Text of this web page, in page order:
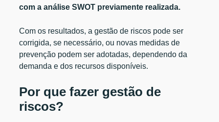
com a análise SWOT previamente realizada.
Com os resultados, a gestão de riscos pode ser
corrigida, se necessário, ou novas medidas de
prevenção podem ser adotadas, dependendo da
demanda e dos recursos disponíveis.
Por que fazer gestão de
riscos?